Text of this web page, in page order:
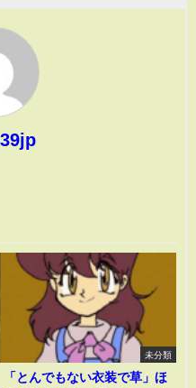
未分類
「とんでもない衣装で草」ほ